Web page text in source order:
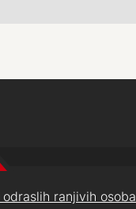
ranjivih osoba